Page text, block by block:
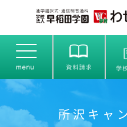
所沢キャ